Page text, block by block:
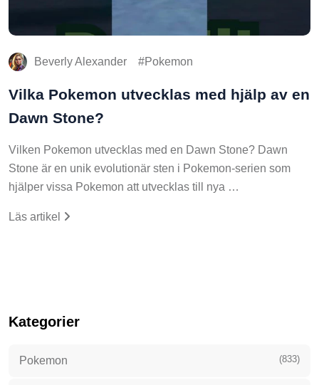
Beverly Alexander Pokemon
Vilka Pokemon utvecklas med hjälp av en
Dawn Stone?
Vilken Pokemon utvecklas med en Dawn Stone? Dawn
Stone är en unik evolutionär sten i Pokemon-serien som
hjälper vissa Pokemon att utvecklas till nya …
Läs artikel
Kategorier
Pokemon (833)